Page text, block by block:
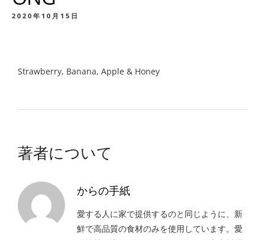
2020年10月15日
Strawberry, Banana, Apple & Honey
著者について
からの手紙
愛する人に家で提供するのと同じように、新
鮮で高品質の食材のみを使用しています。愛